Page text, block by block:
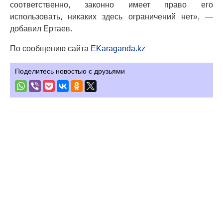
соответственно, законно имеет право его
использовать, никаких здесь ограничений нет», —
добавил Ертаев.
По сообщению сайта EKaraganda.kz
Поделитесь новостью с друзьями